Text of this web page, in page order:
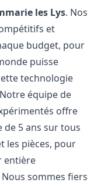
les Lys. Nos
et
budget, pour
puisse
technologie
équipe de
offre
de 5 ans sur tous
les pièces, pour
entière
sommes fiers